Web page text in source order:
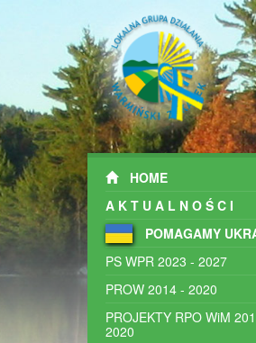
HOME
AKTUALNOŚCI
POMAGAMY
PS WPR 2023 - 2027
PROW 2014 - 2020
PROJEKTY RPO WiM
2020